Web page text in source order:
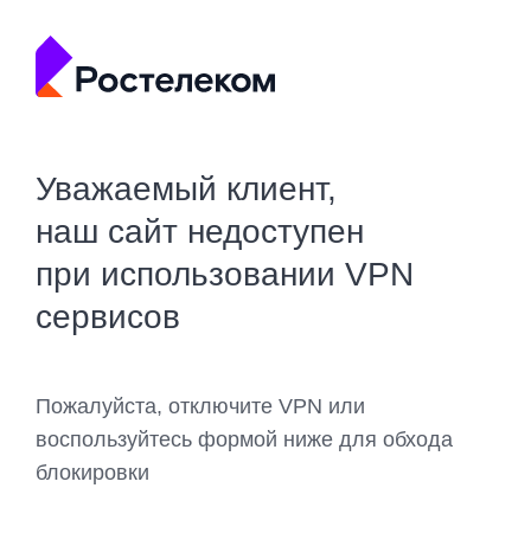
Уважаемый клиент,
наш сайт недоступен
при использовании VPN
сервисов
Пожалуйста, отключите VPN или
воспользуйтесь формой ниже для обхода
блокировки